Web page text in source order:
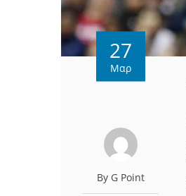
27
Μαρ
By G Point